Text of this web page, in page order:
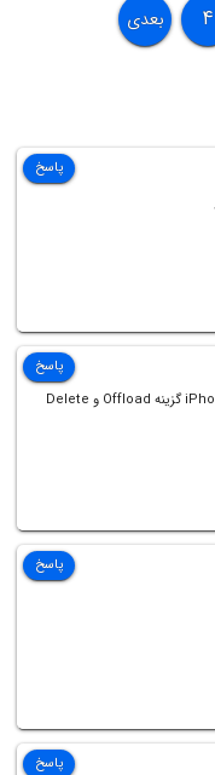
۴ بعدی
پاسخ
چرا تو قسمت iPhone Storage گزینه Offload و Delete
پاسخ
پاسخ
پاسخ